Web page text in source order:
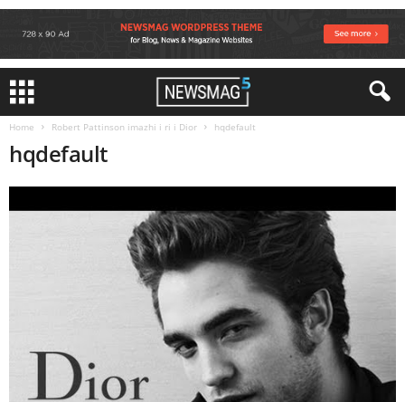
Home Robert Pattinson imazhi i ri i Dior hqdefault
hqdefault